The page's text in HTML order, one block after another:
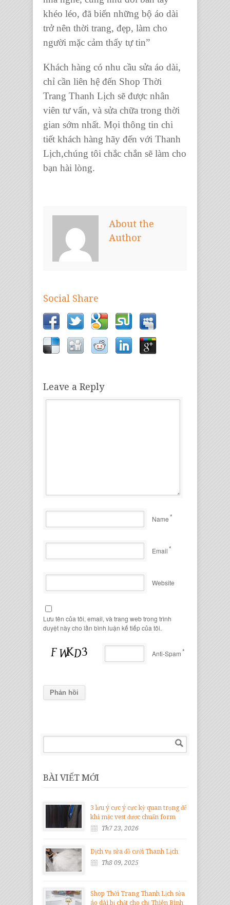
khéo léo, đã biến những bộ áo dài
trở nên thời trang, đẹp, làm cho
người mặc cảm thấy tự tin”
Khách hàng có nhu cầu sửa áo dài,
chỉ cần liên hệ đến Shop Thời
Trang Thanh Lịch sẽ được nhân
viên tư vấn, và sửa chữa trong thời
gian sớm nhất. Mọi thông tin chi
tiết khách hàng hãy đến với Thanh
Lịch,chúng tôi chắc chắn sẽ làm cho
bạn hài lòng.
About the
Author
Social Share
Leave a Reply
Name*
Email*
Website
Lưu tên của tôi, email, và trang web trong trình
duyệt này cho lần bình luận kế tiếp của tôi.
Anti-Spam*
BÀI VIẾT MỚI
3 lưu ý cực ý cực kỳ quan trọng để
khi mặc vest được chuẩn form
Th7 23, 2026
Dịch vụ sửa đồ cưới Thanh Lịch
Th8 09, 2025
Shop Thời Trang Thanh Lịch sửa
áo dài bị chật cho chị Thiên Bình